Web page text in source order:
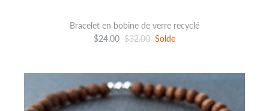
Bracelet en bobine de verre recyclé
$24.00 $32.00 Solde